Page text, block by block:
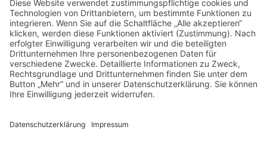
Landfleischerei & Catering Karl Herzog
Leutersdorfer Str. 6
02794 Spitzkunnersdorf
Tel.: 03586 / 38 62 96
Fax: 03586 / 78 93 32
Startseite
Onlineshop